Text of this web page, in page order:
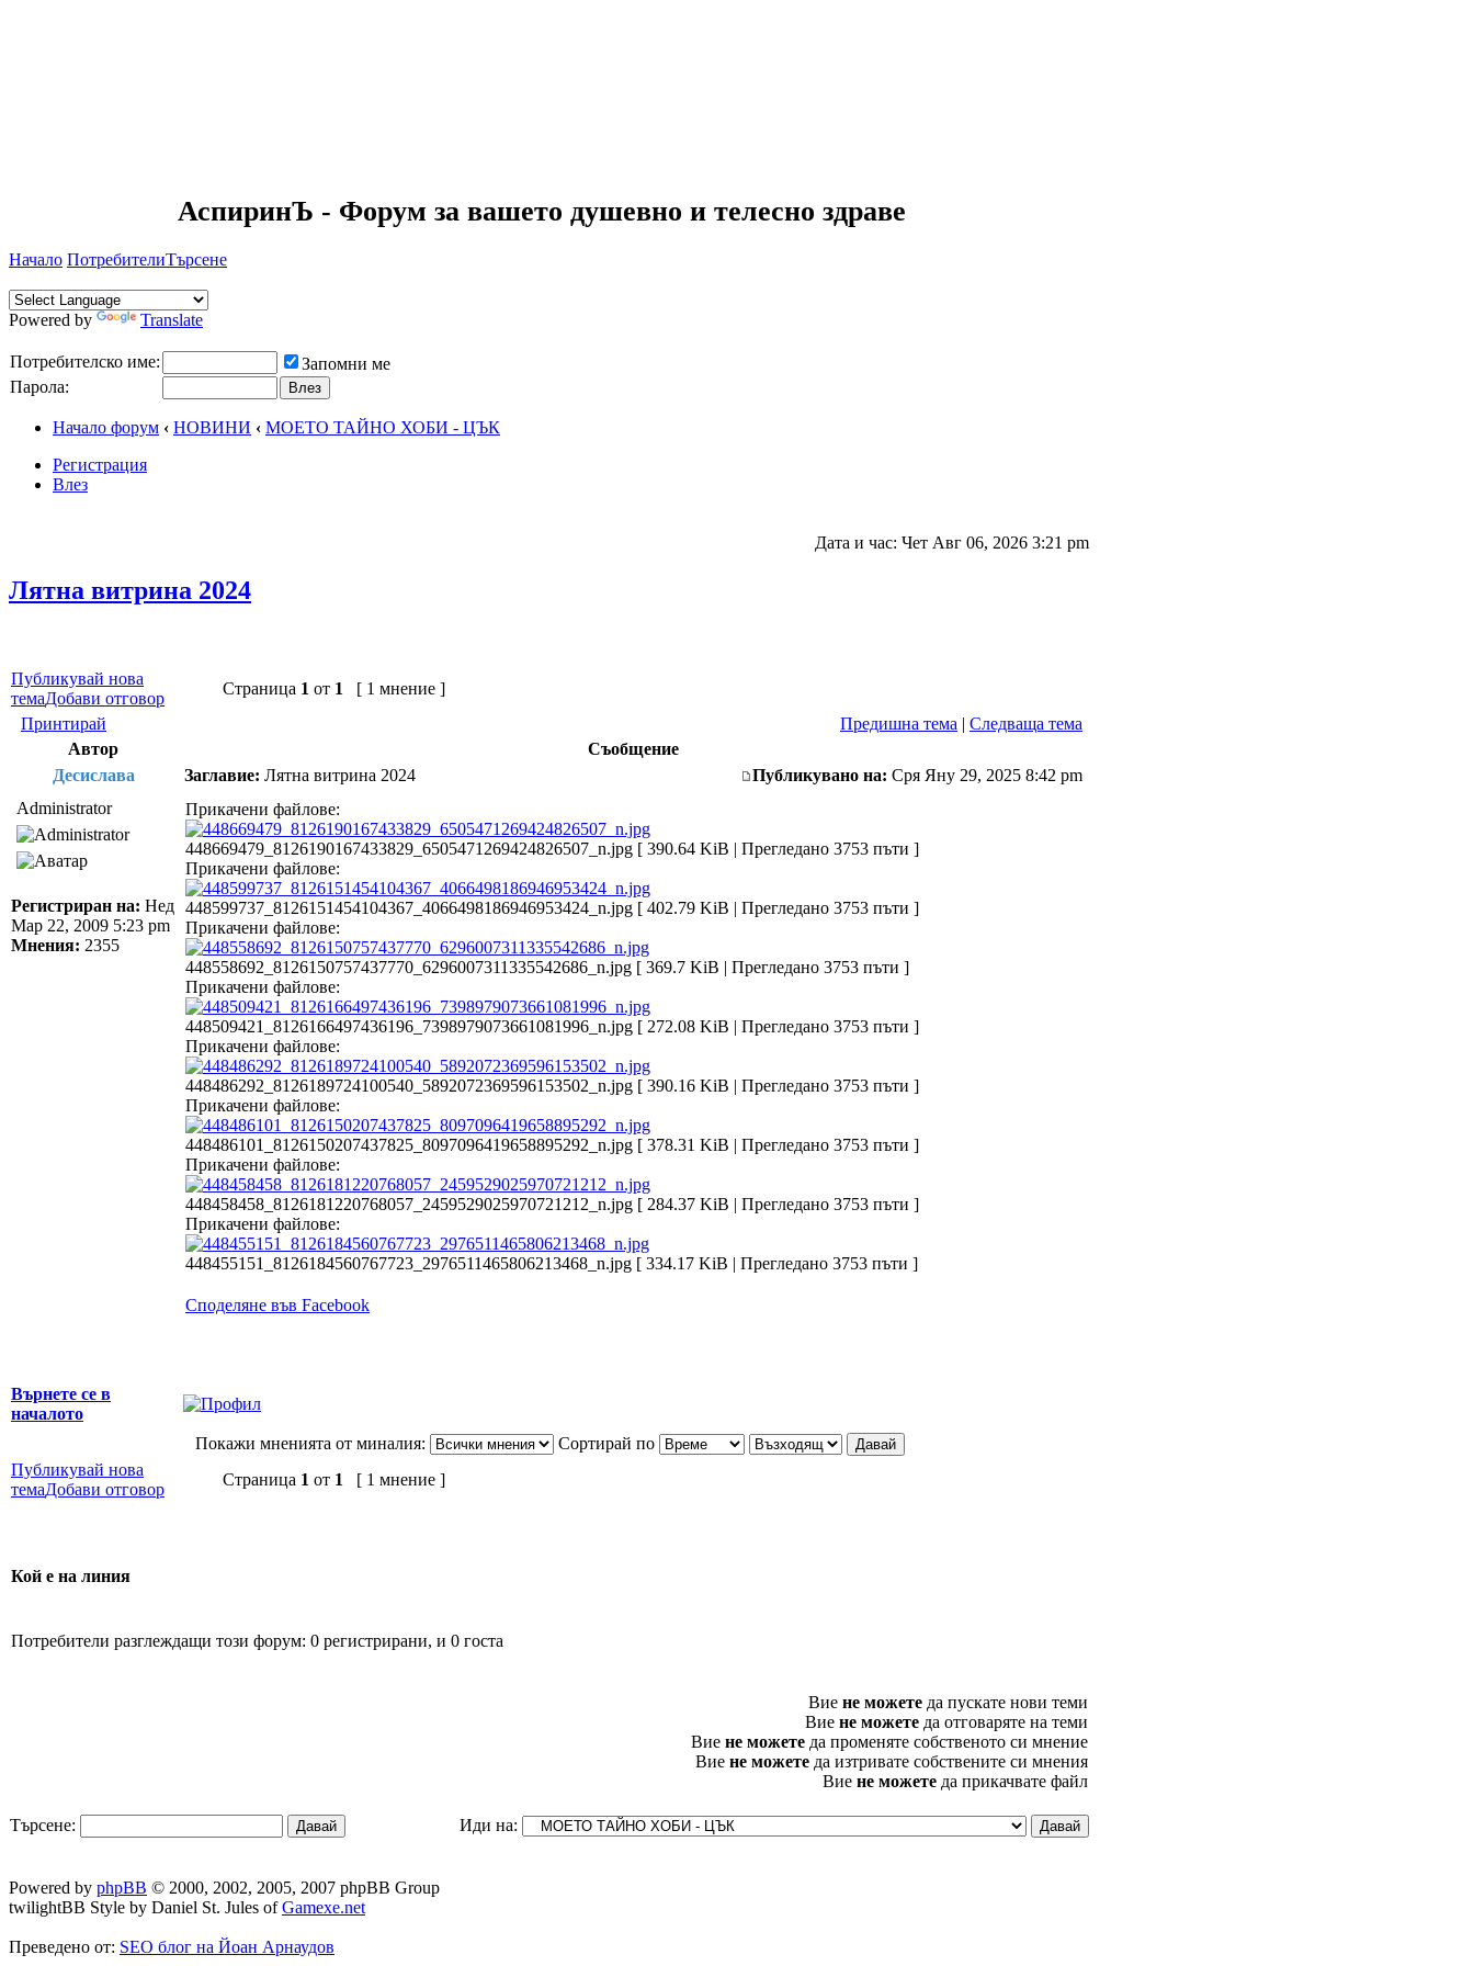
АспиринЪ - Форум за вашето душевно и телесно здраве
Начало ПотребителиТърсене
Powered by Translate
Потребителско име:
Запомни ме
Парола:
Начало форум ‹ НОВИНИ ‹ МОЕТО ТАЙНО ХОБИ - ЦЪК
Регистрация
Влез
Дата и час: Чет Авг 06, 2026 3:21 pm
Лятна витрина 2024
Публикувай нова
темаДобави отговор
Страница 1 от 1
[ 1 мнение ]
Принтирай
Предишна тема | Следваща тема
Автор
Съобщение
Десислава
Заглавие: Лятна витрина 2024 Публикувано на: Сря Яну 29, 2025 8:42 pm
Administrator
Регистриран на: Нед
Мар 22, 2009 5:23 pm
Мнения: 2355
Прикачени файлове:
448669479_8126190167433829_6505471269424826507_n.jpg [ 390.64 KiB | Прегледано 3753 пъти ]
Прикачени файлове:
448599737_8126151454104367_4066498186946953424_n.jpg [ 402.79 KiB | Прегледано 3753 пъти ]
Прикачени файлове:
448558692_8126150757437770_6296007311335542686_n.jpg [ 369.7 KiB | Прегледано 3753 пъти ]
Прикачени файлове:
448509421_8126166497436196_7398979073661081996_n.jpg [ 272.08 KiB | Прегледано 3753 пъти ]
Прикачени файлове:
448486292_8126189724100540_5892072369596153502_n.jpg [ 390.16 KiB | Прегледано 3753 пъти ]
Прикачени файлове:
448486101_8126150207437825_8097096419658895292_n.jpg [ 378.31 KiB | Прегледано 3753 пъти ]
Прикачени файлове:
448458458_8126181220768057_2459529025970721212_n.jpg [ 284.37 KiB | Прегледано 3753 пъти ]
Прикачени файлове:
448455151_8126184560767723_2976511465806213468_n.jpg [ 334.17 KiB | Прегледано 3753 пъти ]
Споделяне във Facebook
Върнете се в
началото
Покажи мненията от миналия:
Сортирай по
Публикувай нова
темаДобави отговор
Страница 1 от 1 [ 1 мнение ]
Кой е на линия
Потребители разглеждащи този форум: 0 регистрирани, и 0 госта
Вие не можете да пускате нови теми
Вие не можете да отговаряте на теми
Вие не можете да променяте собственото си мнение
Вие не можете да изтривате собствените си мнения
Вие не можете да прикачвате файл
Търсене: Иди на:
Powered by phpBB © 2000, 2002, 2005, 2007 phpBB Group
twilightBB Style by Daniel St. Jules ofGamexe.net
Преведено от: SEO блог на Йоан Арнаудов